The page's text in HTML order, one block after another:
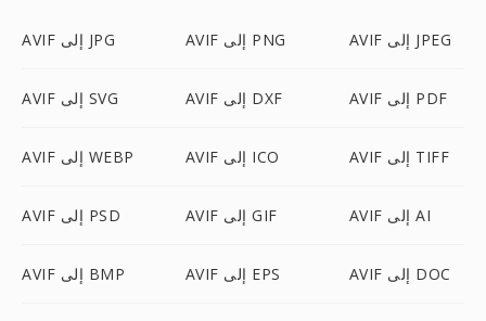
AVIF إلى JPG AVIF إلى PNG AVIF إلى JPEG
AVIF إلى SVG AVIF إلى DXF AVIF إلى PDF
AVIF إلى WEBP AVIF إلى ICO AVIF إلى TIFF
AVIF إلى PSD AVIF إلى GIF AVIF إلى AI
AVIF إلى BMP AVIF إلى EPS AVIF إلى DOC